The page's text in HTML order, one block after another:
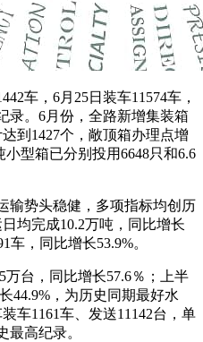
车，6月25日装车11574车，
录。6月份，全路新增集装箱
到1427个，敞顶箱办理点增
型箱已分别投用6648只和6.6
输势头稳健，多项指标均创历
均完成10.2万吨，同比增长
车，同比增长53.9%。
万台，同比增长57.6％；上半
44.9%，为历史同期最好水
车1161车、发送11142台，单
最高纪录。